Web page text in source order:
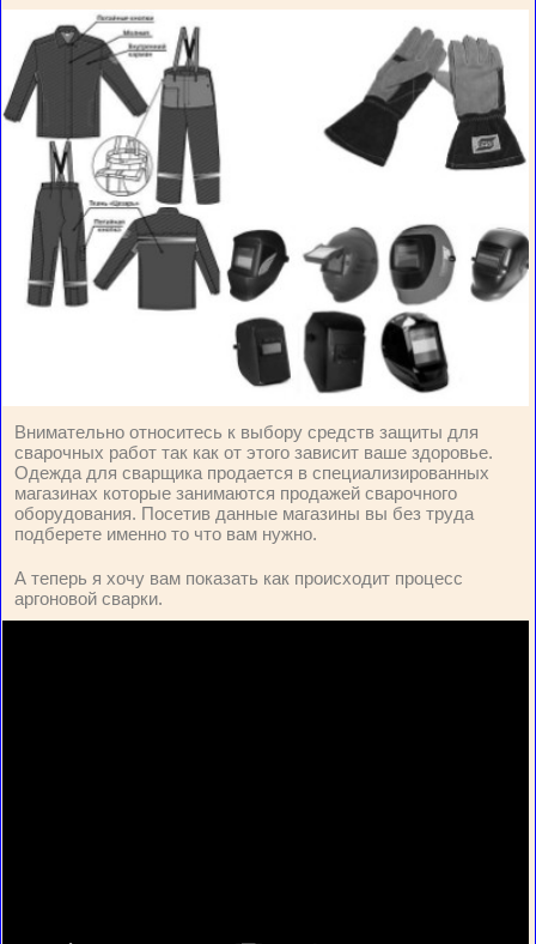
Внимательно относитесь к выбору средств защиты для
сварочных работ так как от этого зависит ваше здоровье.
Одежда для сварщика продается в специализированных
магазинах которые занимаются продажей сварочного
оборудования. Посетив данные магазины вы без труда
подберете именно то что вам нужно.
А теперь я хочу вам показать как происходит процесс
аргоновой сварки.